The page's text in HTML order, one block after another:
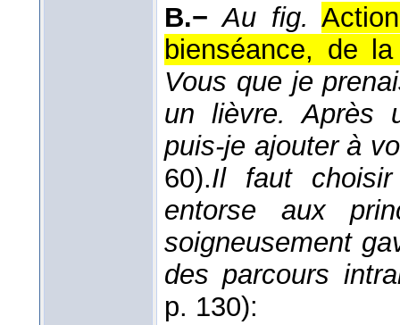
B.− Au fig.
bienséance, de
Vous que je
un lièvre. Après
puis-je ajouter à
60).Il faut
entorse aux
soigneusement
des parcours
p. 130):